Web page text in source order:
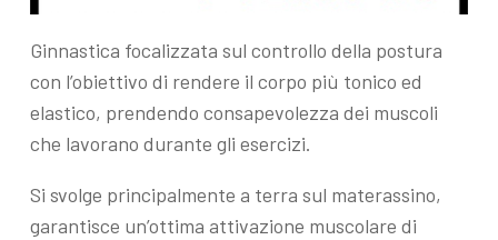
Ginnastica focalizzata sul controllo della postura
con l’obiettivo di rendere il corpo più tonico ed
elastico, prendendo consapevolezza dei muscoli
che lavorano durante gli esercizi.
Si svolge principalmente a terra sul materassino,
garantisce un’ottima attivazione muscolare di